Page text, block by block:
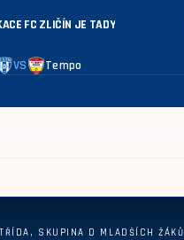
FC ZLIČÍN JE TADY
VS Tempo
2:9
SKUPINA D MLADŠÍCH ŽÁKŮ